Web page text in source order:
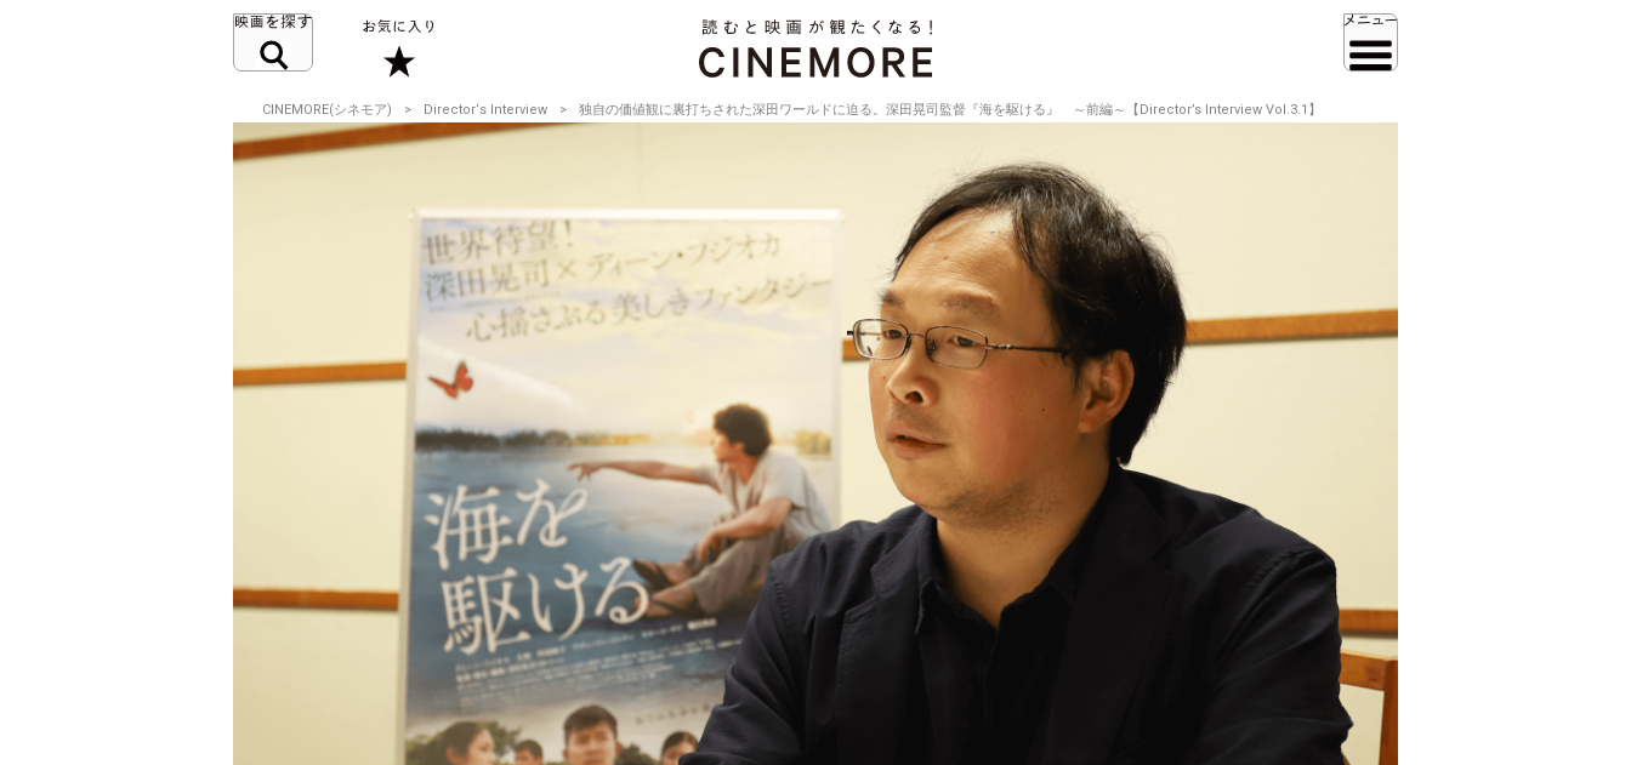
CINEMORE(シネモア) Director‘s Interview 独自の価値観に裏打ちされた深田ワールドに迫る。深田晃司監督『海を駆ける』 ～前編～【Director’s Interview Vol.3.1】